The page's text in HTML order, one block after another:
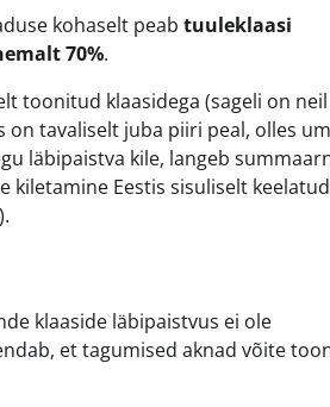
kohaselt peab tuuleklaasi
70%.
toonitud klaasidega (sageli on neil
on tavaliselt juba piiri peal, olles
läbipaistva kile, langeb
Eestis sisuliselt
klaaside läbipaistvus ei ole
et tagumised aknad võite